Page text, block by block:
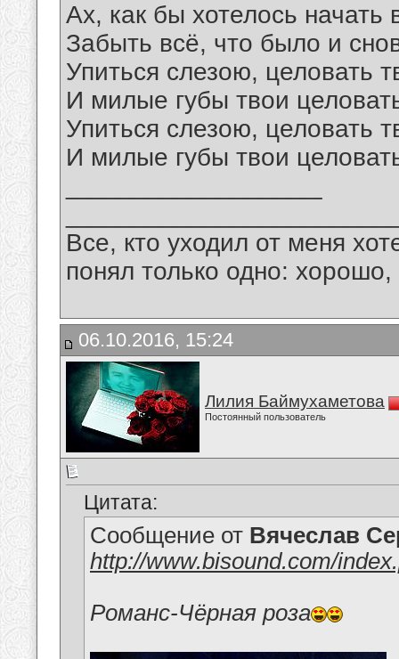
Ах, как бы хотелось начать
Забыть всё, что было и
Упиться слезою, целовать
И милые губы твои
Упиться слезою, целовать
И милые губы твои
Все, кто уходил от меня
понял только одно:
06.10.2016, 15:24
Лилия Баймухаметова
Постоянный пользователь
Цитата:
Сообщение от Вячеслав
http://www.bisound.com/
Романс-Чёрная роза